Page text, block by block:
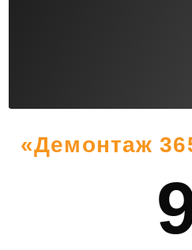
«Демонтаж